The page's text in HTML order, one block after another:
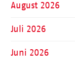
August 2026
Juli 2026
Juni 2026